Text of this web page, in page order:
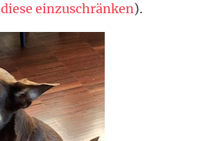
diese einzuschränken).